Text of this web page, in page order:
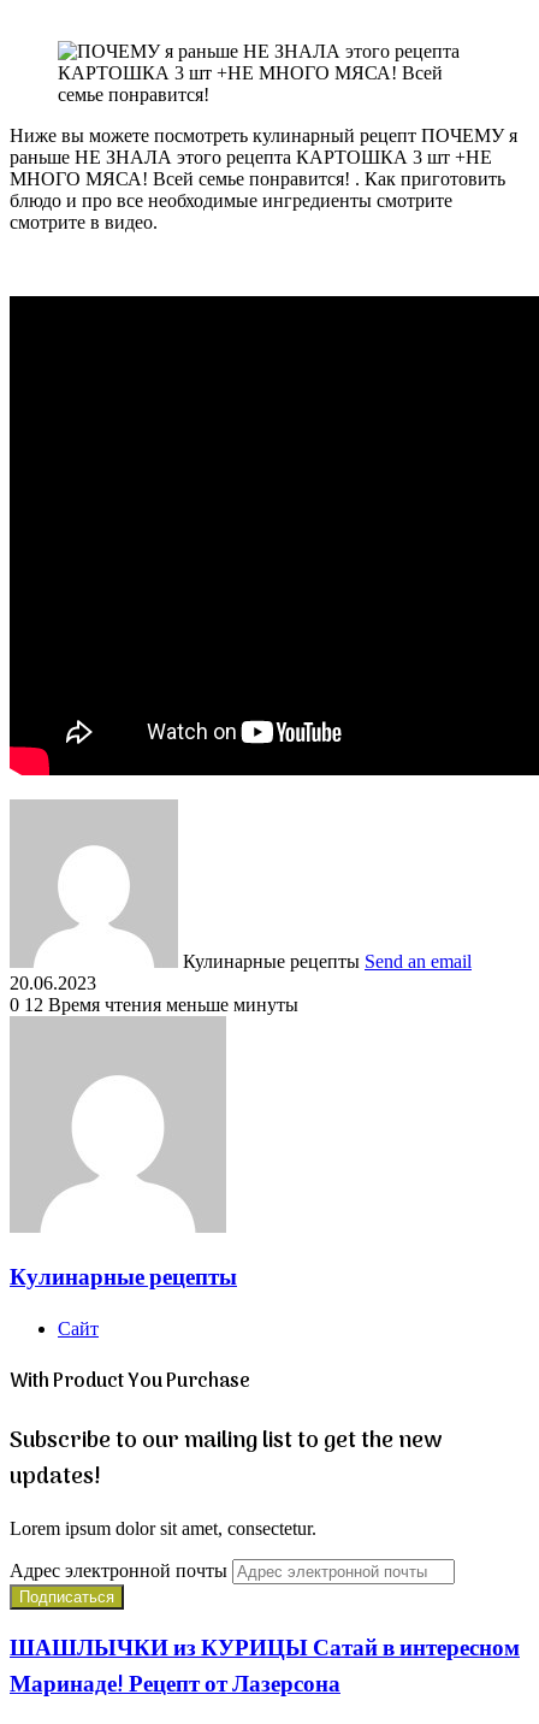
Ниже вы можете посмотреть кулинарный рецепт ПОЧЕМУ я
раньше НЕ ЗНАЛА этого рецепта КАРТОШКА 3 шт +НЕ
МНОГО МЯСА! Всей семье понравится! . Как приготовить
блюдо и про все необходимые ингредиенты смотрите
смотрите в видео.
Кулинарные рецепты Send an email
20.06.2023
0 12 Время чтения меньше минуты
Кулинарные рецепты
Сайт
With Product You Purchase
Subscribe to our mailing list to get the new
updates!
Lorem ipsum dolor sit amet, consectetur.
Адрес электронной почты
ШАШЛЫЧКИ из КУРИЦЫ Сатай в интересном
Маринаде! Рецепт от Лазерсона